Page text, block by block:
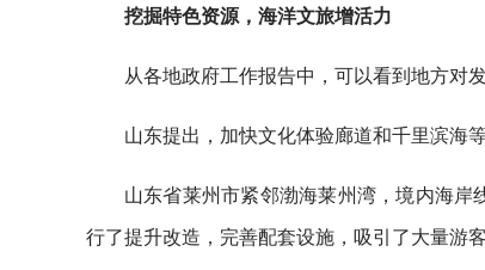
挖掘特色资源，海洋文旅增活力
从各地政府工作报告中，可以看到地方对
山东提出，加快文化体验廊道和千里滨海
山东省莱州市紧邻渤海莱州湾，境内海
行了提升改造，完善配套设施，吸引了大量游客